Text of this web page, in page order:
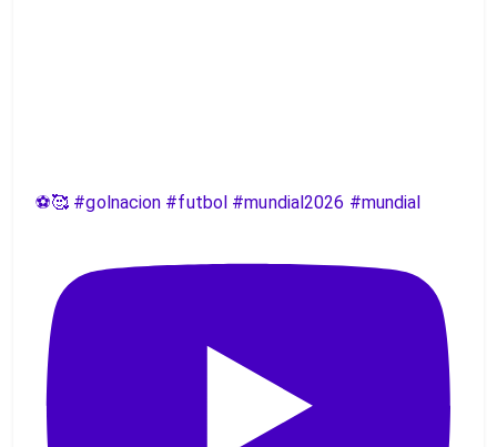
⚽️🥰 #golnacion #futbol #mundial2026 #mundial